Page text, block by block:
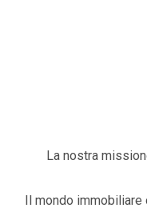
La nostra
Il mondo